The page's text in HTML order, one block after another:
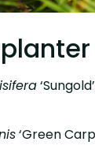
‘Sungold’
‘Green